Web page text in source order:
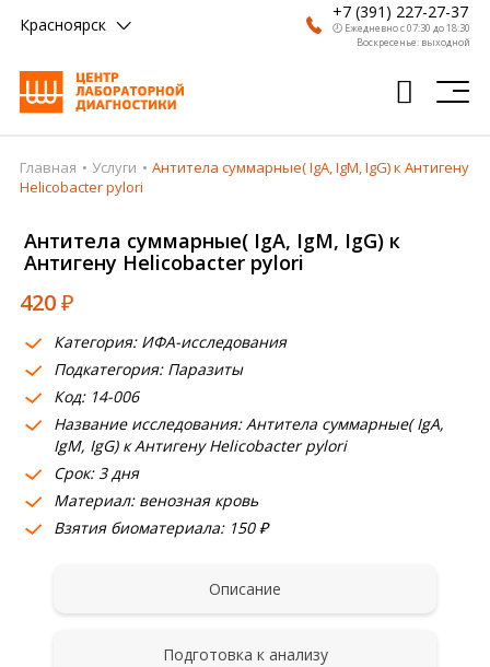
Красноярск
+7 (391) 227-27-37
🕗 Ежедневно с 07:30 до 18:30
Воскресенье: выходной
Главная
Врачи
Получить результат
Пациентам
О компании
Где сдать
Партнерам
Главная Услуги
Антитела суммарные( IgA, IgM, IgG) к Антигену
Helicobacter pylori
Антитела суммарные( IgA, IgM, IgG) к
Антигену Helicobacter pylori
420₽
Категория: ИФА-исследования
Подкатегория: Паразиты
Код: 14-006
Название исследования: Антитела суммарные( IgA,
IgM, IgG) к Антигену Helicobacter pylori
Срок: 3 дня
Материал: венозная кровь
Взятия биоматериала: 150 ₽
Описание
Подготовка к анализу